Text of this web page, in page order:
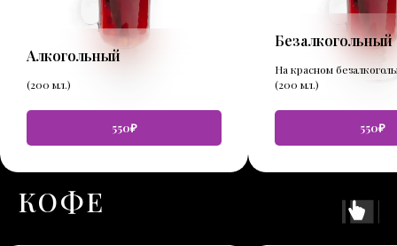
Алкогольный
(200 мл.)
550₽
Безалкогольный
На красном
(200 мл.)
550₽
КОФЕ